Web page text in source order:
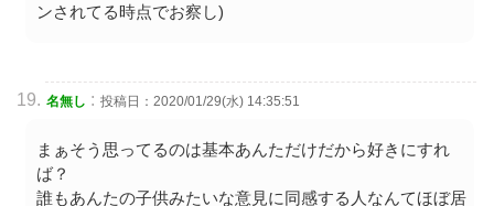
ンされてる時点でお察し)
名無し : 投稿日：2020/01/29(水) 14:35:51
まぁそう思ってるのは基本あんただけだから好きにすれ
ば？
誰もあんたの子供みたいな意見に同感する人なんてほぼ居